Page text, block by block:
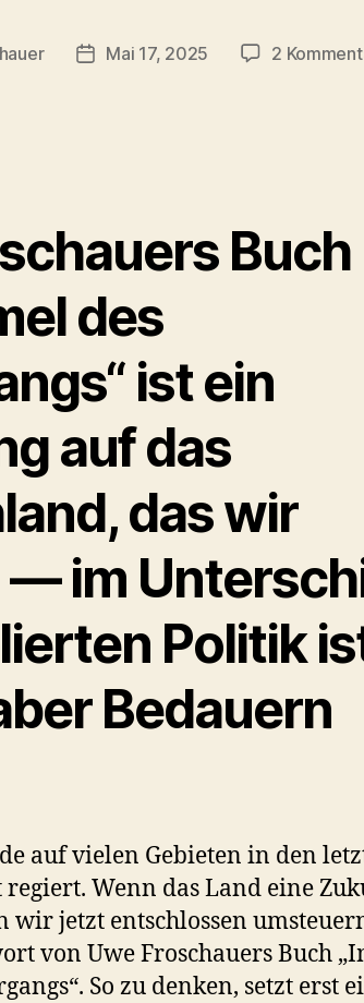
Beitragsdatum
Mai 17, 2025 2
Buch
des
ist ein
auf das
das wir
— im
Politik
Bedauern
auf vielen Gebieten in den
Wenn das Land eine
wir jetzt entschlossen
von Uwe Froschauers Buch
So zu denken, setzt erst